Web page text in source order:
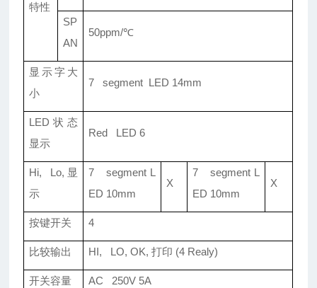
特性
SP
AN
50ppm/℃
显示字大
小
7 segment LED 14mm
LED状态
显示
Red LED 6
Hi, Lo, 显
示
7 segment L
ED 10mm
X
7 segment L
ED 10mm
X
按键开关 4
比较输出 HI, LO, OK, 打印 (4 Realy)
开关容量 AC 250V 5A